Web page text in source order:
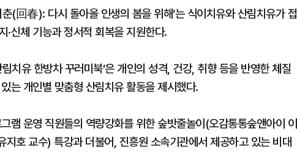
춘(回春): 다시 돌아올 인생의 봄을 위해’는 식이치유와 산림치유가 접
·신체 기능과 정서적 회복을 지원한다.
림치유 한방차 꾸러미북’은 개인의 성격, 건강, 취향 등을 반영한 체질
는 개인별 맞춤형 산림치유 활동을 제시했다.
램 운영 직원들의 역량강화를 위한 숲밧줄놀이(오감통통숲앤아이 이
호 교수) 특강과 더불어, 진흥원 소속기관에서 제공하고 있는 비대